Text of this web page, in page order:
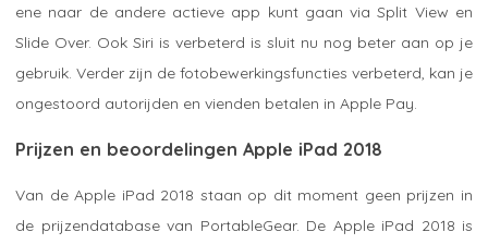
ene naar de andere actieve app kunt gaan via Split View en
Slide Over. Ook Siri is verbeterd is sluit nu nog beter aan op je
gebruik. Verder zijn de fotobewerkingsfuncties verbeterd, kan je
ongestoord autorijden en vienden betalen in Apple Pay.
Prijzen en beoordelingen Apple iPad 2018
Van de Apple iPad 2018 staan op dit moment geen prijzen in
de prijzendatabase van PortableGear. De Apple iPad 2018 is